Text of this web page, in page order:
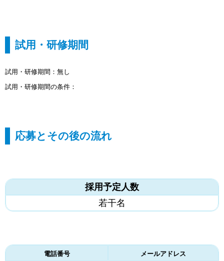
試用・研修期間
試用・研修期間：無し
試用・研修期間の条件：
応募とその後の流れ
採用予定人数
若干名
電話番号 メールアドレス